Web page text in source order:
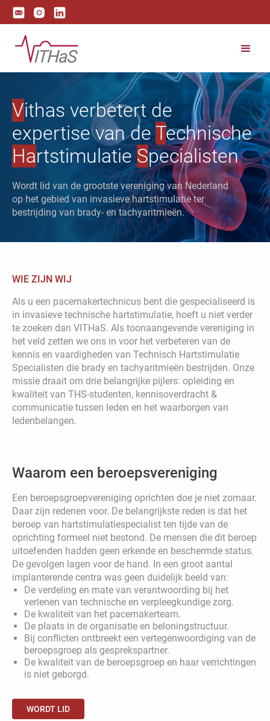
Vithas verbetert de
expertise van deTechnische
HartstimulatieSpecialisten
Wordt lid van de grootste vereniging van Nederland
op het gebied van invasieve hartstimulatie ter
bestrijding van brady- en tachyaritmieën.
WIE ZIJN WIJ
Als u een pacemakertechnicus bent die gespecialiseerd is
in invasieve technische hartstimulatie, hoeft u niet verder
te zoeken dan VITHaS. Als toonaangevende vereniging in
het veld zetten we ons in voor het verbeteren van de
kennis en vaardigheden van Technisch Hartstimulatie
Specialisten die brady en tachyaritmieën bestrijden. Onze
missie draait om drie belangrijke pijlers: opleiding en
kwaliteit van THS-studenten, kennisoverdracht &
communicatie tussen leden en het waarborgen van
ledenbelangen.
Waarom een beroepsvereniging
Een beroepsgroepvereniging oprichten doe je niet zomaar.
Daar zijn redenen voor. De belangrijkste reden is dat het
beroep van hartstimulatiespecialist ten tijde van de
oprichting formeel niet bestond. De mensen die dit beroep
uitoefenden hadden geen erkende en beschermde status.
De gevolgen lagen voor de hand. In een groot aantal
implanterende centra was geen duidelijk beeld van:
De verdeling en mate van verantwoording bij het
verlenen van technische en verpleegkundige zorg.
De kwaliteit van het pacemakerteam.
De plaats in de organisatie en beloningstructuur.
Bij conflicten ontbreekt een vertegenwoordiging van de
beroepsgroep als gesprekspartner.
De kwaliteit van de beroepsgroep en haar verrichtingen
is niet geborgd.
WORDT LID